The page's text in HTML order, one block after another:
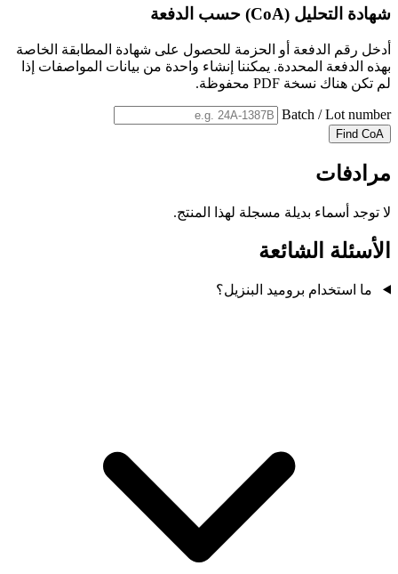
شهادة التحليل (CoA) حسب الدفعة
أدخل رقم الدفعة أو الحزمة للحصول على شهادة المطابقة الخاصة
بهذه الدفعة المحددة. يمكننا إنشاء واحدة من بيانات المواصفات إذا
لم تكن هناك نسخة PDF محفوظة.
Batch / Lot number
Find CoA
مرادفات
لا توجد أسماء بديلة مسجلة لهذا المنتج.
الأسئلة الشائعة
ما استخدام بروميد البنزيل؟